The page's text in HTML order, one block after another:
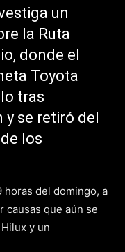
un
la Ruta
donde el
Toyota
tras
se retiró del
los
horas del domingo, a
causas que aún se
y un